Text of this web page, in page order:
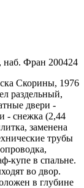
наб. Фран 200424
Скорины, 1976
раздельный,
двери -
- снежка (2,44
заменена
трубы
купе в спальне.
во двор.
в глубине